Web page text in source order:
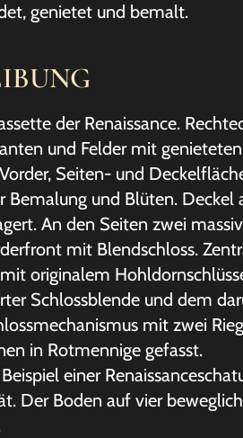
genietet und bemalt.
der Renaissance.
und Felder mit genieteten
Seiten- und
Bemalung und Blüten. Deckel
An den Seiten zwei
mit Blendschloss.
originalem
Schlossblende und dem
mit zwei
in Rotmennige gefasst.
einer
Der Boden auf vier